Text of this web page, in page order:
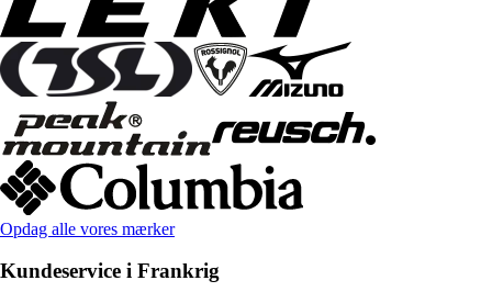
Opdag alle vores mærker
Kundeservice i Frankrig